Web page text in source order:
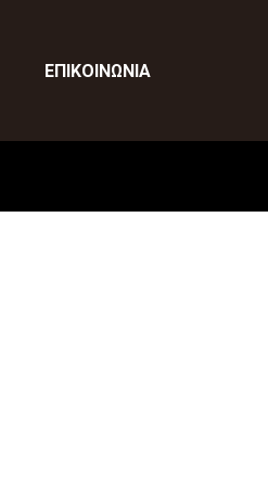
ΕΠΙΚΟΙΝΩΝΙΑ